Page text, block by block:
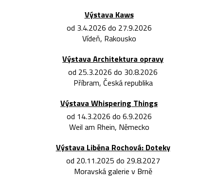
Výstava Kaws
od 3.4.2026 do 27.9.2026
Vídeň, Rakousko
Výstava Architektura opravy
od 25.3.2026 do 30.8.2026
Příbram, Česká republika
Výstava Whispering Things
od 14.3.2026 do 6.9.2026
Weil am Rhein, Německo
Výstava Liběna Rochová: Doteky
od 20.11.2025 do 29.8.2027
Moravská galerie v Brně